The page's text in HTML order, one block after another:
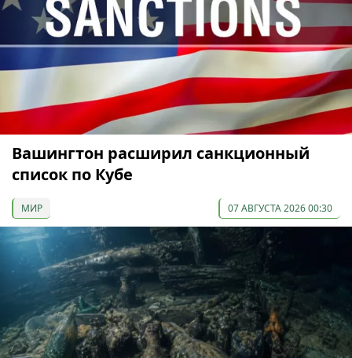
Вашингтон расширил санкционный
список по Кубе
МИР 07 АВГУСТА 2026 00:30